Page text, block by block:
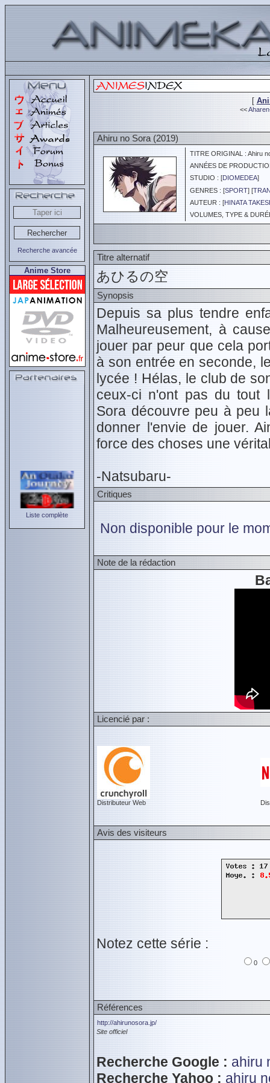
Recherche avancée
Anime Store
Liste complète
[
<<
Ahiru no Sora (2019)
TITRE ORIGINAL : Ahiru
ANNÉES DE
STUDIO : [DIOMEDEA]
GENRES : [SPORT] [
AUTEUR : [HINATA
VOLUMES, TYPE &
Titre alternatif
あひるの空
Synopsis
Depuis sa plus tendre
Malheureusement, à
jouer par peur que cela
à son entrée en seconde,
lycée ! Hélas, le club de
ceux-ci n'ont pas du tout
Sora découvre peu à peu
donner l'envie de jouer.
force des choses une
-Natsubaru-
Critiques
Non disponible pour le
Note de la rédaction
Licencié par :
Distributeur Web
Avis des visiteurs
Notez cette série :
0
Références
http://ahirunosora.jp/
Site officiel
Recherche Google : ahiru
Recherche Yahoo : ahiru